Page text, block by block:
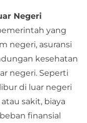
Negeri
yang
negeri, asuransi
kesehatan
negeri. Seperti
di luar negeri
sakit, biaya
finansial